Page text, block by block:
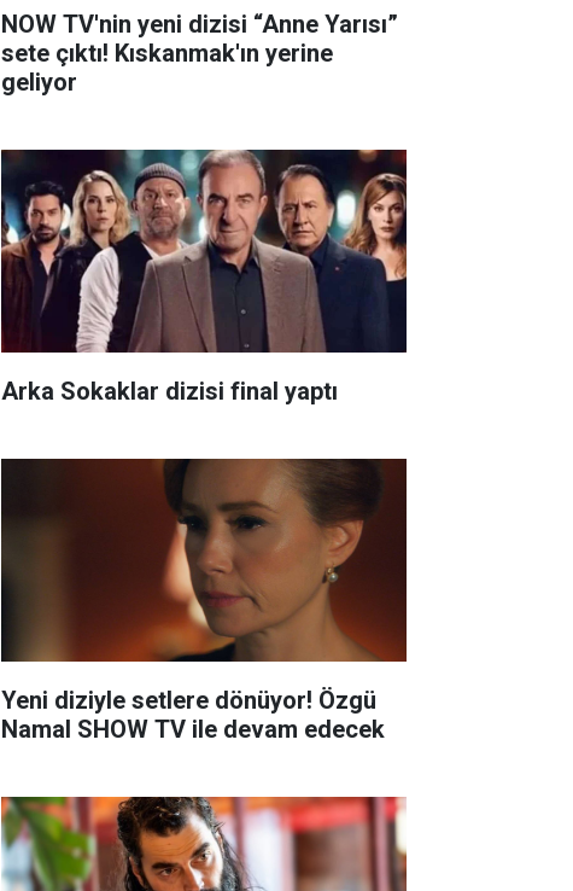
NOW TV'nin yeni dizisi “Anne Yarısı”
sete çıktı! Kıskanmak'ın yerine
geliyor
Arka Sokaklar dizisi final yaptı
Yeni diziyle setlere dönüyor! Özgü
Namal SHOW TV ile devam edecek